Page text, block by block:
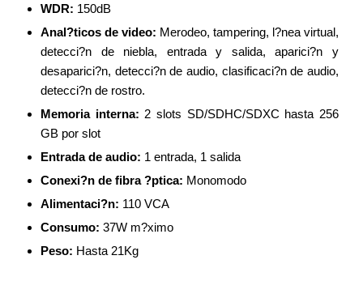
WDR: 150dB
Anal?ticos de video: Merodeo, tampering, l?nea virtual,
detecci?n de niebla, entrada y salida, aparici?n y
desaparici?n, detecci?n de audio, clasificaci?n de audio,
detecci?n de rostro.
Memoria interna: 2 slots SD/SDHC/SDXC hasta 256
GB por slot
Entrada de audio: 1 entrada, 1 salida
Conexi?n de fibra ?ptica: Monomodo
Alimentaci?n: 110 VCA
Consumo: 37W m?ximo
Peso: Hasta 21Kg